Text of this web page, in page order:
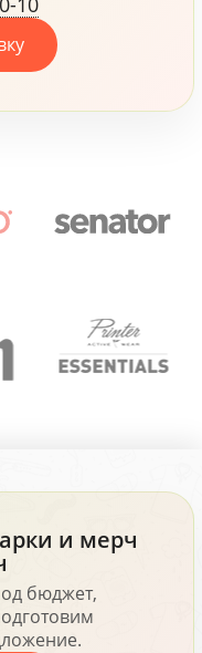
и мерч
бюджет,